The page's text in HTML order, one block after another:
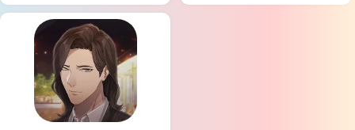
Красивые илююстрации в аниме стиле.